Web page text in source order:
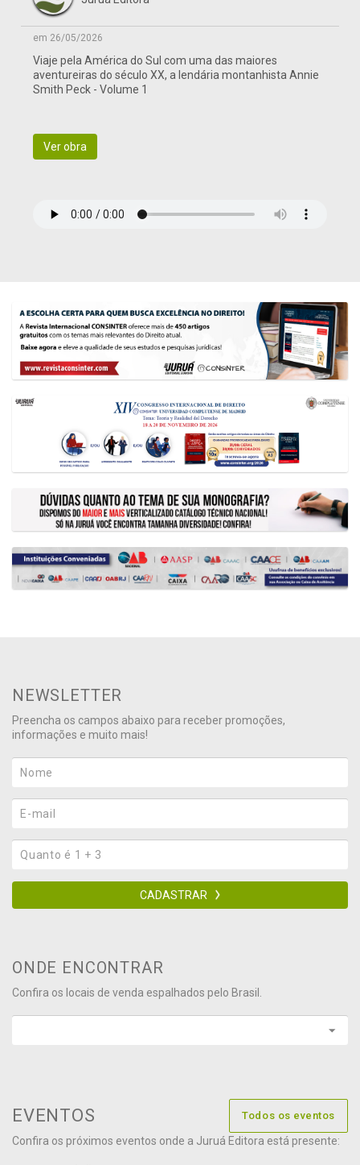
em 26/05/2026
Viaje pela América do Sul com uma das maiores
aventureiras do século XX, a lendária montanhista Annie
Smith Peck - Volume 1
Ver obra
NEWSLETTER
Preencha os campos abaixo para receber promoções,
informações e muito mais!
CADASTRAR
ONDE ENCONTRAR
Confira os locais de venda espalhados pelo Brasil.
EVENTOS Todos os eventos
Confira os próximos eventos onde a Juruá Editora está presente: